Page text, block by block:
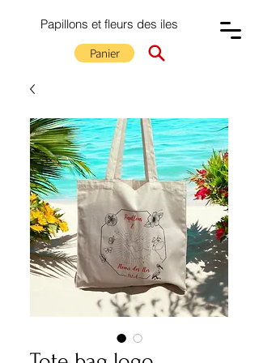
Papillons et fleurs des iles
Panier